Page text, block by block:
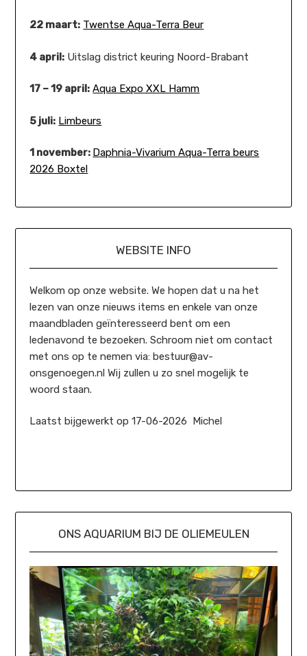
22 maart: Twentse Aqua-Terra Beur
4 april: Uitslag district keuring Noord-Brabant
17 – 19 april: Aqua Expo XXL Hamm
5 juli: Limbeurs
1 november: Daphnia-Vivarium Aqua-Terra beurs
2026 Boxtel
WEBSITE INFO
Welkom op onze website. We hopen dat u na het
lezen van onze nieuws items en enkele van onze
maandbladen geïnteresseerd bent om een
ledenavond te bezoeken. Schroom niet om contact
met ons op te nemen via: bestuur@av-
onsgenoegen.nl Wij zullen u zo snel mogelijk te
woord staan.
Laatst bijgewerkt op 17-06-2026 Michel
ONS AQUARIUM BIJ DE OLIEMEULEN